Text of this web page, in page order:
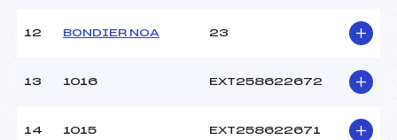
12 BONDIER NOA 23
13 1016 EXT258622672
14 1015 EXT258622671